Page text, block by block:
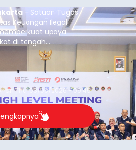
- Satuan Tugas
Keuangan Ilegal
upaya
di tengah
penipuan digital yang
onThu, 08/06/2026 - 09:45